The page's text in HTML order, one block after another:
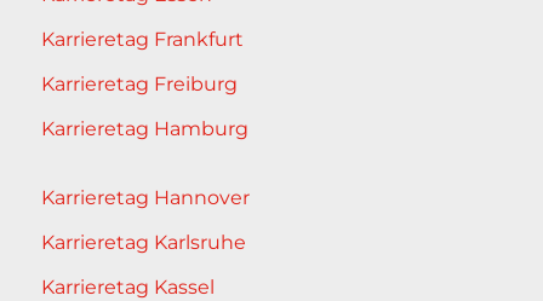
Karrieretag Frankfurt
Karrieretag Freiburg
Karrieretag Hamburg
Karrieretag Hannover
Karrieretag Karlsruhe
Karrieretag Kassel